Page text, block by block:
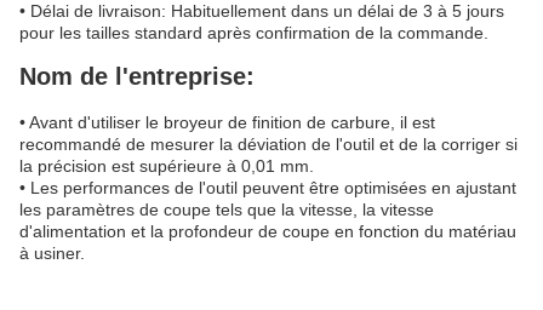
• Délai de livraison: Habituellement dans un délai de 3 à 5 jours
pour les tailles standard après confirmation de la commande.
Nom de l'entreprise:
• Avant d'utiliser le broyeur de finition de carbure, il est
recommandé de mesurer la déviation de l'outil et de la corriger si
la précision est supérieure à 0,01 mm.
• Les performances de l'outil peuvent être optimisées en ajustant
les paramètres de coupe tels que la vitesse, la vitesse
d'alimentation et la profondeur de coupe en fonction du matériau
à usiner.